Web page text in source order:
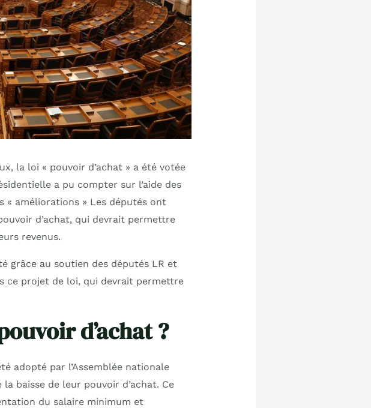
la loi « pouvoir d’achat » a été votée
a pu compter sur l’aide des
« améliorations » Les députés ont
d’achat, qui devrait permettre
revenus.
grâce au soutien des députés LR et
ce projet de loi, qui devrait permettre
d’achat ?
adopté par l’Assemblée nationale
baisse de leur pouvoir d’achat. Ce
du salaire minimum et